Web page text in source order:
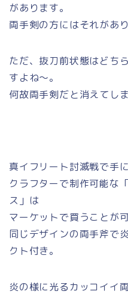
があります。
両手剣の方にはそれがあり
ただ、抜刀前状態はどち
すよね～。
何故両手剣だと消えてし
真イフリート討滅戦で手
クラフターで制作可能な
ス」は
マーケットで買うことが可
同じデザインの両手斧で
クト付き。
炎の様に光るカッコイイ両